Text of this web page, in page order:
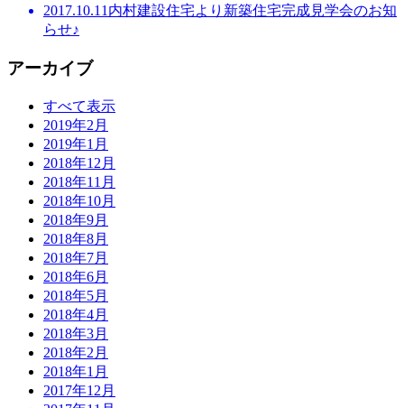
2017.10.11 内村建設住宅より新築住宅完成見学会のお知
らせ♪
アーカイブ
すべて表示
2019年2月
2019年1月
2018年12月
2018年11月
2018年10月
2018年9月
2018年8月
2018年7月
2018年6月
2018年5月
2018年4月
2018年3月
2018年2月
2018年1月
2017年12月